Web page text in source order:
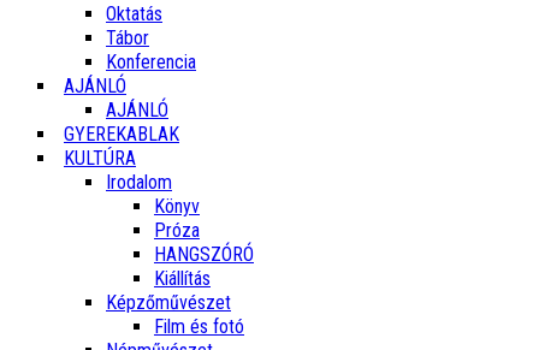
Oktatás
Tábor
Konferencia
AJÁNLÓ
AJÁNLÓ
GYEREKABLAK
KULTÚRA
Irodalom
Könyv
Próza
HANGSZÓRÓ
Kiállítás
Képzőművészet
Film és fotó